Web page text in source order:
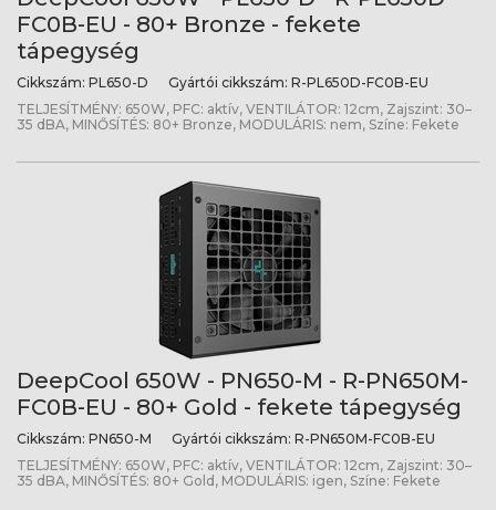
FC0B-EU - 80+ Bronze - fekete
tápegység
Cikkszám: PL650-D Gyártói cikkszám: R-PL650D-FC0B-EU
TELJESÍTMÉNY: 650W, PFC: aktív, VENTILÁTOR: 12cm, Zajszint: 30–
35 dBA, MINŐSÍTÉS: 80+ Bronze, MODULÁRIS: nem, Színe: Fekete
DeepCool 650W - PN650-M - R-PN650M-
FC0B-EU - 80+ Gold - fekete tápegység
Cikkszám: PN650-M Gyártói cikkszám: R-PN650M-FC0B-EU
TELJESÍTMÉNY: 650W, PFC: aktív, VENTILÁTOR: 12cm, Zajszint: 30–
35 dBA, MINŐSÍTÉS: 80+ Gold, MODULÁRIS: igen, Színe: Fekete